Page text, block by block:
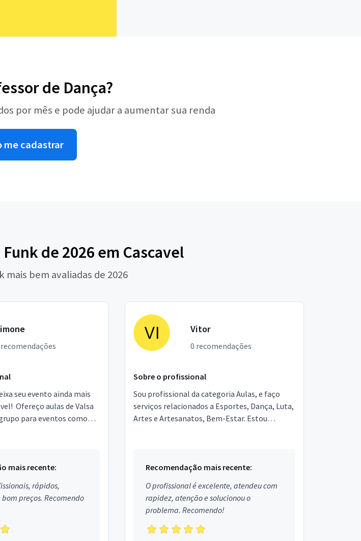
de Dança?
por mês e pode ajudar a aumentar sua renda
me cadastrar
de 2026 em Cascavel
mais bem avaliadas de 2026
seu evento ainda mais
Ofereço aulas de Valsa
para eventos como
mais recente:
rápidos,
bom preços. Recomendo
Vitor
0 recomendações
Sobre o profissional
Sou profissional da categoria Aulas, e faço
serviços relacionados a Esportes, Dança, Luta,
Artes e Artesanatos, Bem-Estar. Estou
Recomendação mais recente:
O profissional é excelente, atendeu com
rapidez, atenção e solucionou o
problema. Recomendo!